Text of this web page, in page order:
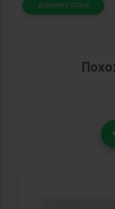
ДОБАВИТЬ ОТЗЫВ